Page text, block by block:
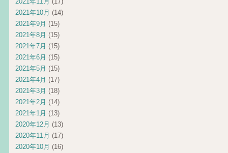
2021年10月 (14)
2021年9月 (15)
2021年8月 (15)
2021年7月 (15)
2021年6月 (15)
2021年5月 (15)
2021年4月 (17)
2021年3月 (18)
2021年2月 (14)
2021年1月 (13)
2020年12月 (13)
2020年11月 (17)
2020年10月 (16)